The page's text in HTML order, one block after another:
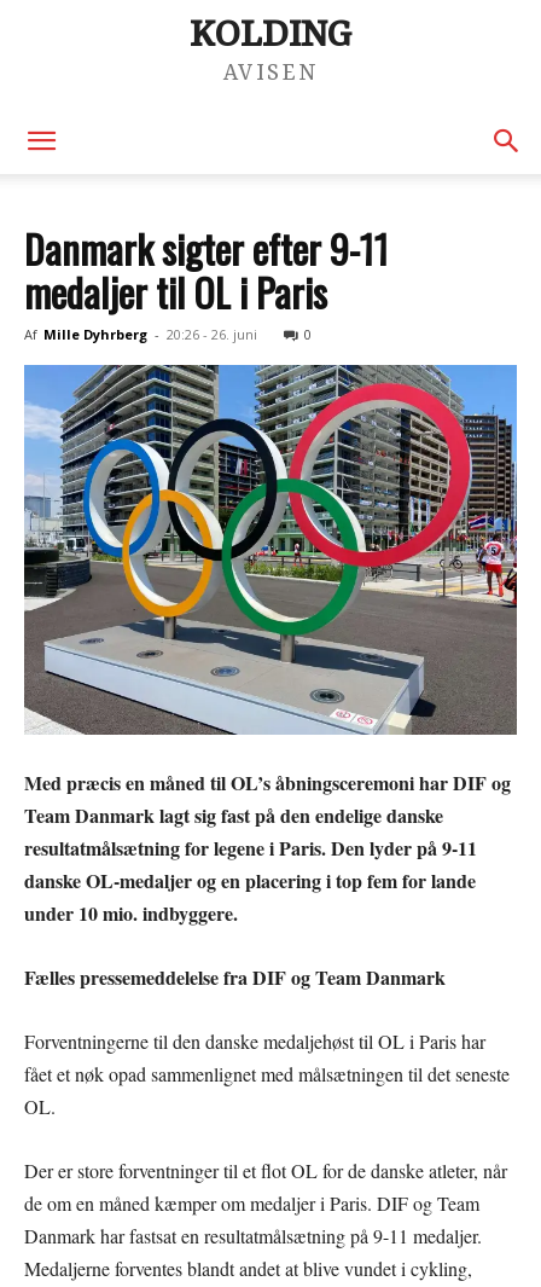
KOLDING
AVISEN
Danmark sigter efter 9-11
medaljer til OL i Paris
Af Mille Dyhrberg - 20:26 - 26. juni 0
Med præcis en måned til OL’s åbningsceremoni har DIF og
Team Danmark lagt sig fast på den endelige danske
resultatmålsætning for legene i Paris. Den lyder på 9-11
danske OL-medaljer og en placering i top fem for lande
under 10 mio. indbyggere.
Fælles pressemeddelelse fra DIF og Team Danmark
Forventningerne til den danske medaljehøst til OL i Paris har
fået et nøk opad sammenlignet med målsætningen til det seneste
OL.
Der er store forventninger til et flot OL for de danske atleter, når
de om en måned kæmper om medaljer i Paris. DIF og Team
Danmark har fastsat en resultatmålsætning på 9-11 medaljer.
Medaljerne forventes blandt andet at blive vundet i cykling,